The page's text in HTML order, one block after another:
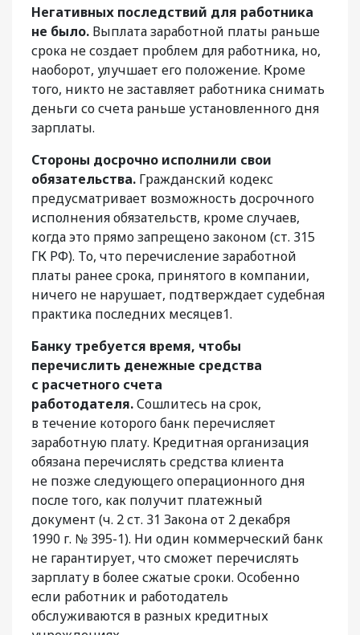
Негативных последствий для работника
не было. Выплата заработной платы раньше
срока не создает проблем для работника, но,
наоборот, улучшает его положение. Кроме
того, никто не заставляет работника снимать
деньги со счета раньше установленного дня
зарплаты.
Стороны досрочно исполнили свои
обязательства. Гражданский кодекс
предусматривает возможность досрочного
исполнения обязательств, кроме случаев,
когда это прямо запрещено законом (ст. 315
ГК РФ). То, что перечисление заработной
платы ранее срока, принятого в компании,
ничего не нарушает, подтверждает судебная
практика последних месяцев1.
Банку требуется время, чтобы
перечислить денежные средства
с расчетного счета
работодателя.Сошлитесь на срок,
в течение которого банк перечисляет
заработную плату. Кредитная организация
обязана перечислять средства клиента
не позже следующего операционного дня
после того, как получит платежный
документ (ч. 2 ст. 31 Закона от 2 декабря
1990 г. № 395-1). Ни один коммерческий банк
не гарантирует, что сможет перечислять
зарплату в более сжатые сроки. Особенно
если работник и работодатель
обслуживаются в разных кредитных